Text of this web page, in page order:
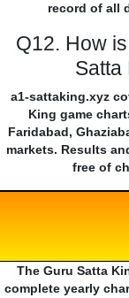
record of all
Q12. How
Satta
a1-sattaking.xyz
King game
Faridabad,
markets. Results
free of
The Guru Satta
complete yearly